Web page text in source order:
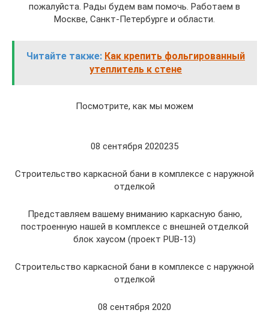
пожалуйста. Рады будем вам помочь. Работаем в
Москве, Санкт-Петербурге и области.
Читайте также: Как крепить фольгированный
утеплитель к стене
Посмотрите, как мы можем
08 сентября 2020235
Строительство каркасной бани в комплексе с наружной
отделкой
Представляем вашему вниманию каркасную баню,
построенную нашей в комплексе с внешней отделкой
блок хаусом (проект PUB-13)
Строительство каркасной бани в комплексе с наружной
отделкой
08 сентября 2020